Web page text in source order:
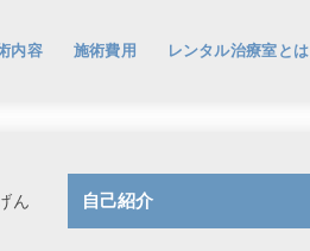
内容 施術費用 レンタル治療室とは
ん 自己紹介